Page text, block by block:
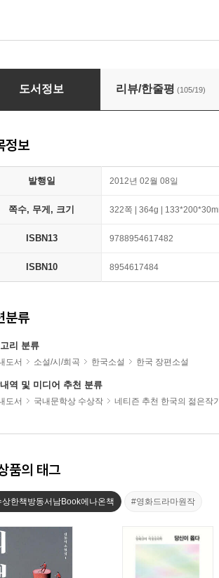
보이
도서정보 리뷰/한줄평 (105/19)
정보
발행일 2012년 02월 08일
쪽수, 무게, 크기 322쪽 | 364g |
ISBN13 9788954617482
ISBN10 8954617484
분류
리 분류
도서 소설/시/희곡 한국소설 한국 장편소설
역 및 미디어 추천 분류
도서 국내문학상 수상작 네티즌 추천 한국의 젊은작
품의 태그
상한책방동서남Book에나온책 #영화드라마원작